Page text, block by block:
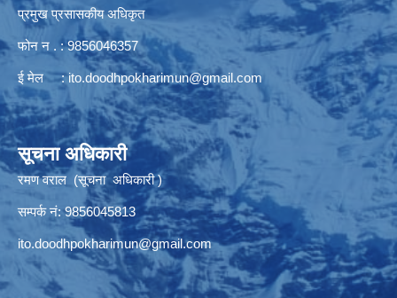
प्रमुख प्रसासकीय अधिकृत
फोन न . : 9856046357
ई मेल :ito.doodhpokharimun@gmail.com
सूचना अधिकारी
रमण वराल (सूचना अधिकारी )
सम्पर्क नं: 9856045813
ito.doodhpokharimun@gmail.com